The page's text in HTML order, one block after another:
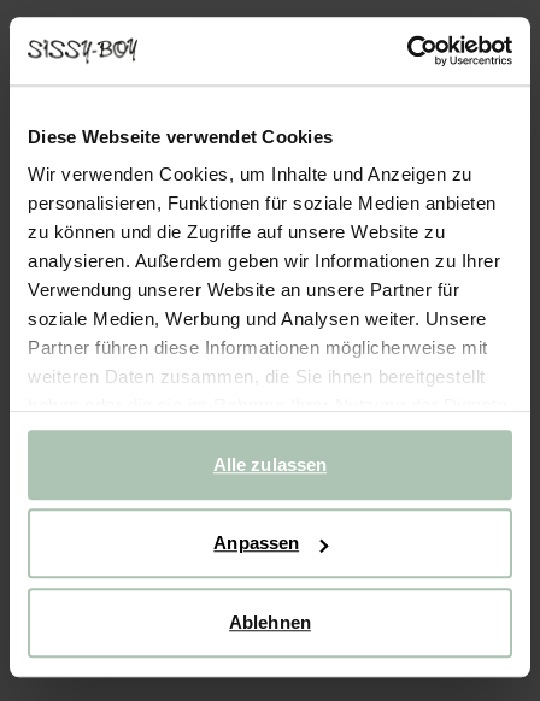
Diese Webseite verwendet Cookies
Wir verwenden Cookies, um Inhalte und Anzeigen zu
personalisieren, Funktionen für soziale Medien anbieten
zu können und die Zugriffe auf unsere Website zu
analysieren. Außerdem geben wir Informationen zu Ihrer
Verwendung unserer Website an unsere Partner für
soziale Medien, Werbung und Analysen weiter. Unsere
Partner führen diese Informationen möglicherweise mit
weiteren Daten zusammen, die Sie ihnen bereitgestellt
gesammelt haben.
Alle zulassen
Anpassen
Ablehnen
37
Schnelle Lieferung
Rechnungskauf möglich
14 Tage Bedenkzeit
BESCHREIBUNG
Dunkelrote Bootsschuhe aus Veloursleder der Marke Sissy-
versehen. Material: 100% Veloursleder.
WASCHANLEITUNG